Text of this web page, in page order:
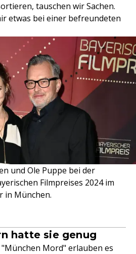
tauschen wir Sachen.
etwas bei einer befreundeten
und Ole Puppe bei der
Filmpreises 2024 im
in München.
hatte sie genug
Mord" erlauben es